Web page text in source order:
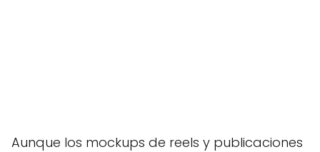
Aunque los mockups de reels y publicaciones